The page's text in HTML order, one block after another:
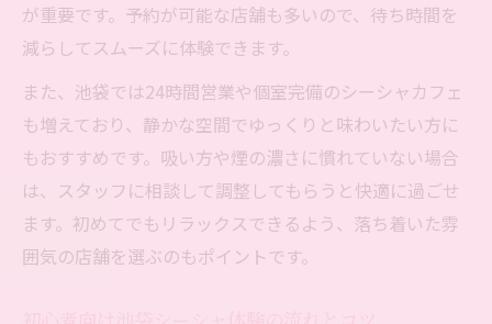
が重要です。予約が可能な店舗も多いので、待ち時間を
減らしてスムーズに体験できます。
また、池袋では24時間営業や個室完備のシーシャカフェ
も増えており、静かな空間でゆっくりと味わいたい方に
もおすすめです。吸い方や煙の濃さに慣れていない場合
は、スタッフに相談して調整してもらうと快適に過ごせ
ます。初めてでもリラックスできるよう、落ち着いた雰
囲気の店舗を選ぶのもポイントです。